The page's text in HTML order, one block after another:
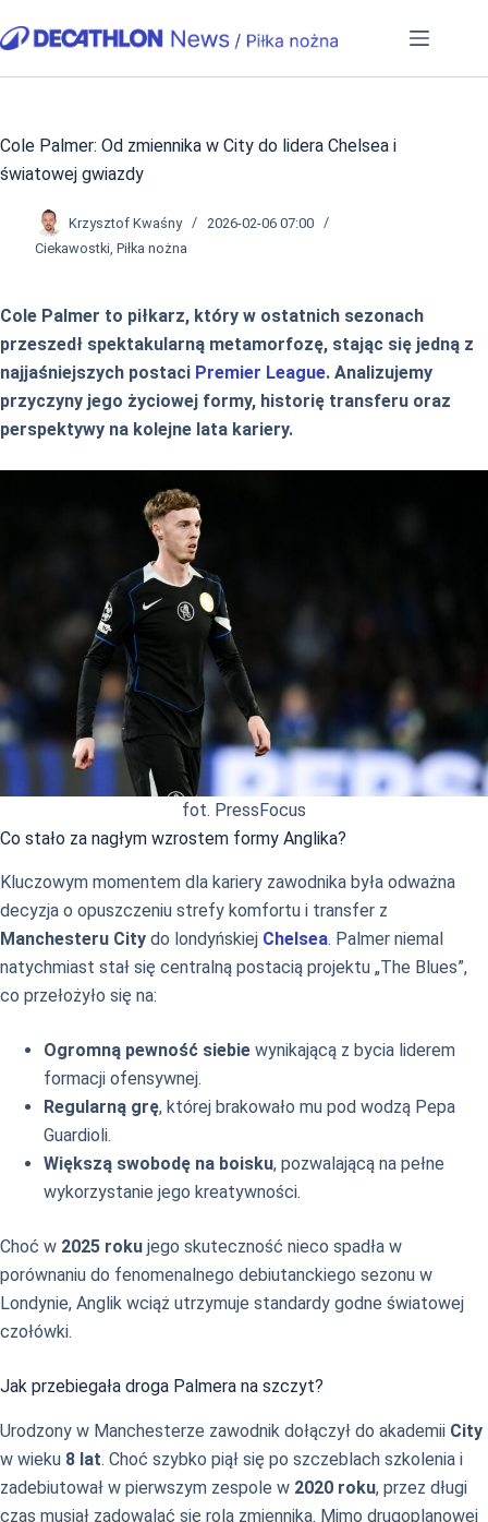
do
Cole Palmer: Od zmiennika w City do lidera Chelsea i
światowej gwiazdy
Krzysztof Kwaśny
2026-02-06 07:00
Ciekawostki, Piłka nożna
Cole Palmer to piłkarz, który w ostatnich sezonach
przeszedł spektakularną metamorfozę, stając się jedną z
najjaśniejszych postaci Premier League. Analizujemy
przyczyny jego życiowej formy, historię transferu oraz
perspektywy na kolejne lata kariery.
fot. PressFocus
Co stało za nagłym wzrostem formy Anglika?
Kluczowym momentem dla kariery zawodnika była odważna
decyzja o opuszczeniu strefy komfortu i transfer z
Manchesteru City do londyńskiej Chelsea. Palmer niemal
natychmiast stał się centralną postacią projektu „The Blues”,
co przełożyło się na:
Ogromną pewność siebie wynikającą z bycia liderem
formacji ofensywnej.
Regularną grę, której brakowało mu pod wodzą Pepa
Guardioli.
Większą swobodę na boisku, pozwalającą na pełne
wykorzystanie jego kreatywności.
Choć w 2025 roku jego skuteczność nieco spadła w
porównaniu do fenomenalnego debiutanckiego sezonu w
Londynie, Anglik wciąż utrzymuje standardy godne światowej
czołówki.
Jak przebiegała droga Palmera na szczyt?
Urodzony w Manchesterze zawodnik dołączył do akademii City
w wieku 8 lat. Choć szybko piął się po szczeblach szkolenia i
zadebiutował w pierwszym zespole w 2020 roku, przez długi
czas musiał zadowalać się rolą zmiennika. Mimo drugoplanowej